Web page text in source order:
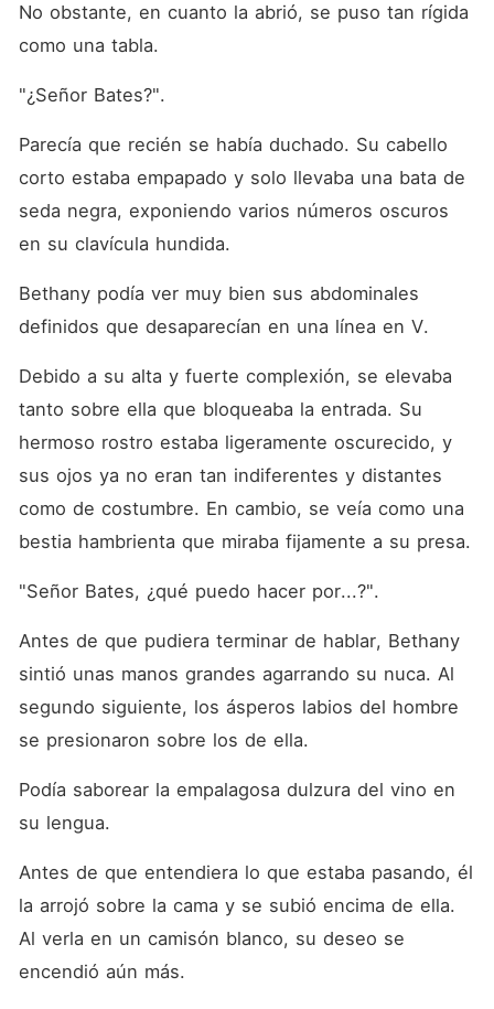
No obstante, en cuanto la abrió, se puso tan rígida
como una tabla.
"¿Señor Bates?".
Parecía que recién se había duchado. Su cabello
corto estaba empapado y solo llevaba una bata de
seda negra, exponiendo varios números oscuros
en su clavícula hundida.
Bethany podía ver muy bien sus abdominales
definidos que desaparecían en una línea en V.
Debido a su alta y fuerte complexión, se elevaba
tanto sobre ella que bloqueaba la entrada. Su
hermoso rostro estaba ligeramente oscurecido, y
sus ojos ya no eran tan indiferentes y distantes
como de costumbre. En cambio, se veía como una
"Señor Bates, ¿qué puedo hacer por...?".
Antes de que pudiera terminar de hablar, Bethany
sintió unas manos grandes agarrando su nuca. Al
segundo siguiente, los ásperos labios del hombre
se presionaron sobre los de ella.
Podía saborear la empalagosa dulzura del vino en
su lengua.
Antes de que entendiera lo que estaba pasando, él
la arrojó sobre la cama y se subió encima de ella.
Al verla en un camisón blanco, su deseo se
encendió aún más.